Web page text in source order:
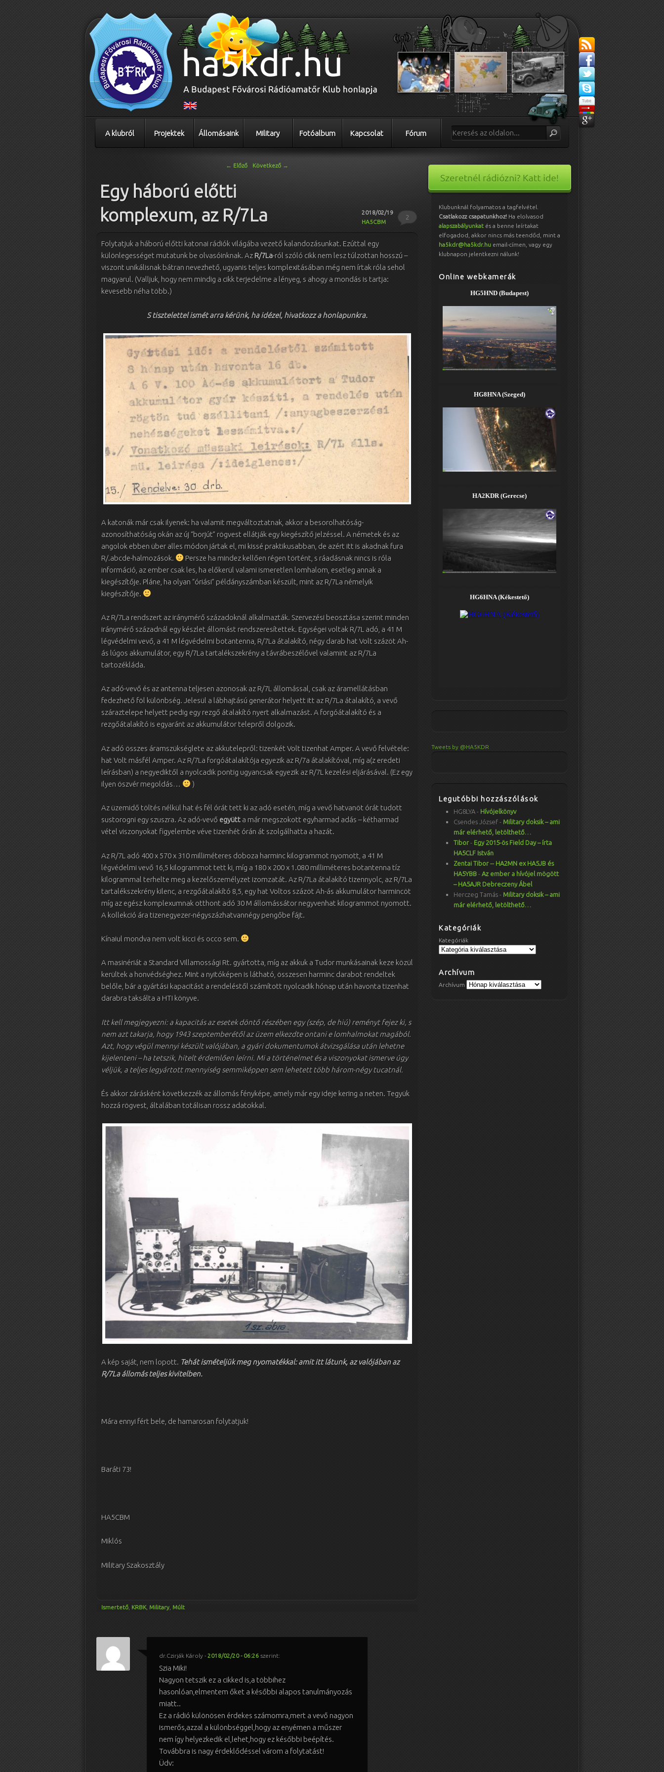
A klubról Projektek Állomásaink Military Fotóalbum Kapcsolat Fórum
← Előző Következő →
Egy háború előtti
komplexum, az R/7La
2018/02/19
HA5CBM
2
Folytatjuk a háború előtti katonai rádiók világába vezető kalandozásunkat. Ezúttal egy
különlegességet mutatunk be olvasóinknak. Az R/7La-ról szóló cikk nem lesz túlzottan hosszú –
viszont unikálisnak bátran nevezhető, ugyanis teljes komplexitásában még nem írtak róla sehol
magyarul. (Valljuk, hogy nem mindig a cikk terjedelme a lényeg, s ahogy a mondás is tartja:
kevesebb néha több.)
S tisztelettel ismét arra kérünk, ha idézel, hivatkozz a honlapunkra.
A katonák már csak ilyenek: ha valamit megváltoztatnak, akkor a besorolhatóság-
azonosíthatóság okán az új “borjút” rögvest ellátják egy kiegészítő jelzéssel. A németek és az
angolok ebben über alles módon jártak el, mi kissé praktikusabban, de azért itt is akadnak fura
R/.abcde-halmozások.
Persze ha mindez kellően régen történt, s ráadásnak nincs is róla
információ, az ember csak les, ha előkerül valami ismeretlen lomhalom, esetleg annak a
kiegészítője. Pláne, ha olyan “óriási” példányszámban készült, mint az R/7La némelyik
kiegészítője.
Az R/7La rendszert az iránymérő századoknál alkalmazták. Szervezési beosztása szerint minden
iránymérő századnál egy készlet állomást rendszeresítettek. Egységei voltak R/7L adó, a 41 M
légvédelmi vevő, a 41 M légvédelmi botantenna, R/7La átalakító, négy darab hat Volt százöt Ah-
ás lúgos akkumulátor, egy R/7La tartalékszekrény a távrábeszélővel valamint az R/7La
tartozékláda.
Az adó-vevő és az antenna teljesen azonosak az R/7L állomással, csak az áramellátásban
fedezhető föl különbség. Jelesül a lábhajtású generátor helyett itt az R/7La átalakító, a vevő
száraztelepe helyett pedig egy rezgő átalakító nyert alkalmazást. A forgóátalakító és a
rezgőátalakító is egyaránt az akkumulátor telepről dolgozik.
Az adó összes áramszükséglete az akkutelepről: tizenkét Volt tizenhat Amper. A vevő felvétele:
hat Volt másfél Amper. Az R/7La forgóátalakítója egyezik az R/7a átalakítóval, míg a(z eredeti
leírásban) a negyediktől a nyolcadik pontig ugyancsak egyezik az R/7L kezelési eljárásával. (Ez egy
ilyen öszvér megoldás…
)
Az üzemidő töltés nélkül hat és fél órát tett ki az adó esetén, míg a vevő hatvanöt órát tudott
sustorogni egy szuszra. Az adó-vevő együtt a már megszokott egyharmad adás – kétharmad
vétel viszonyokat figyelembe véve tizenhét órán át szolgálhatta a hazát.
Az R/7L adó 400 x 570 x 310 milliméteres doboza harminc kilogrammot nyomott, a 41 M
légvédelmi vevő 16,5 kilogrammot tett ki, míg a 180 x 200 x 1.080 milliméteres botantenna tíz
kilogrammal terhelte meg a kezelőszemélyzet izomzatát. Az R/7La átalakító tizennyolc, az R/7La
tartalékszekrény kilenc, a rezgőátalakító 8,5, egy hat Voltos százöt Ah-ás akkumulátor harmincöt
míg az egész komplexumnak otthont adó 30 M állomássátor negyvenhat kilogrammot nyomott.
A kollekció ára tizenegyezer-négyszázhatvannégy pengőbe fájt.
Kínaiul mondva nem volt kicci és occo sem.
A masinériát a Standard Villamossági Rt. gyártotta, míg az akkuk a Tudor munkásainak keze közül
kerültek a honvédséghez. Mint a nyitóképen is látható, összesen harminc darabot rendeltek
belőle, bár a gyártási kapacitást a rendeléstől számított nyolcadik hónap után havonta tizenhat
darabra taksálta a HTI könyve.
Itt kell megjegyezni: a kapacitás az esetek döntő részében egy (szép, de hiú) reményt fejez ki, s
nem azt takarja, hogy 1943 szeptemberétől az üzem elkezdte ontani e lomhalmokat magából.
Azt, hogy végül mennyi készült valójában, a gyári dokumentumok átvizsgálása után lehetne
kijelenteni – ha tetszik, hitelt érdemlően leírni. Mi a történelmet és a viszonyokat ismerve úgy
véljük, a teljes legyártott mennyiség semmiképpen sem lehetett több három-négy tucatnál.
És akkor zárásként következzék az állomás fényképe, amely már egy ideje kering a neten. Tegyük
hozzá rögvest, általában totálisan rossz adatokkal.
A kép saját, nem lopott. Tehát ismételjük meg nyomatékkal: amit itt látunk, az valójában az
R/7La állomás teljes kivitelben.
Mára ennyi fért bele, de hamarosan folytatjuk!
Baráti 73!
HA5CBM
Miklós
Military Szakosztály
Ismertető KRBK, Military Múlt
dr.Czirják Károly- 2018/02/20 - 06:26 szerint:
Szia Miki!
Nagyon tetszik ez a cikked is,a többihez
hasonlóan,elmentem őket a későbbi alapos tanulmányozás
miatt..
Ez a rádió különösen érdekes számomra,mert a vevő nagyon
ismerős,azzal a különbséggel,hogy az enyémen a műszer
nem így helyezkedik el,lehet,hogy ez későbbi beépítés.
Továbbra is nagy érdeklődéssel várom a folytatást!
Üdv:
Klubunknál folyamatos a tagfelvétel.
Csatlakozz csapatunkhoz! Ha elolvasod
alapszabályunkat és a benne leírtakat
elfogadod, akkor nincs más teendőd, mint a
ha5kdr@ha5kdr.hu email-címen, vagy egy
klubnapon jelentkezni nálunk!
Online webkamerák
Tweets by @HA5KDR
Legutóbbi hozzászólások
HG8LYA - Hívójelkönyv
Csendes József - Military doksik – ami
már elérhető, letölthető…
Tibor - Egy 2015-ös Field Day – írta
HA5CLF István
Zentai Tibor -- HA2MN ex HA5JB és
HA5YBB - Az ember a hívójel mögött
– HA5AJR Debreczeny Ábel
Herczeg Tamás - Military doksik – ami
már elérhető, letölthető…
Kategóriák
Kategóriák
Archívum
Archívum